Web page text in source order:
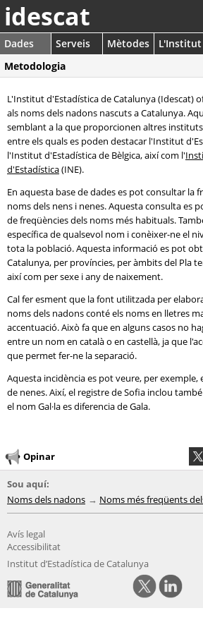
idescat
Dades Serveis Mètodes
L'Institut
Metodologia
L'Institut d'Estadística de Catalunya (Idescat)
als noms dels nadons nascuts a Catalunya.
semblant a la que proporcionen altres
entre els quals es poden destacar l'Institut
l'Institut d'Estadística de Bèlgica, així com l'
d'Estadística(INE).
En aquesta base de dades es pot consultar la
noms dels nens i nenes. Aquesta consulta es
de freqüències dels noms més habituals.
específica de qualsevol nom i conèixer-ne el
tota la població. Aquesta informació es pot
Catalunya, per províncies, per àmbits del Pla
així com per sexe i any de naixement.
Cal fer esment que la font utilitzada per
noms dels nadons conté els noms en lletres
accentuació. Això fa que en alguns casos no
entre un nom en català o en castellà, ja que
que permet fer-ne la separació.
Aquesta incidència es pot veure, per exemple,
de nenes. Així, el registre de Sofia inclou
el nom Gal·la es diferencia de Gala.
Opinar
Sou aquí:
Noms dels nadons
Noms més freqüents
Avís legal
Accessibilitat
Institut d’Estadística de Catalunya